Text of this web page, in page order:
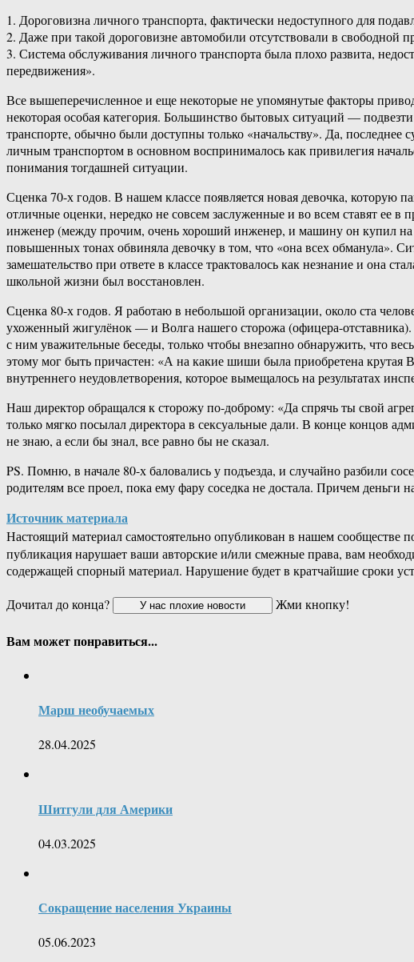
1. Дороговизна личного транспорта, фактически недоступного для
2. Даже при такой дороговизне автомобили отсутствовали в свободной
3. Система обслуживания личного транспорта была плохо развита,
передвижения».
Все вышеперечисленное и еще некоторые не упомянутые факторы
некоторая особая категория. Большинство бытовых ситуаций —
транспорте, обычно были доступны только «начальству». Да, последнее
личным транспортом в основном воспринималось как привилегия
понимания тогдашней ситуации.
Сценка 70-х годов. В нашем классе появляется новая девочка,
отличные оценки, нередко не совсем заслуженные и во всем ставят ее
инженер (между прочим, очень хороший инженер, и машину он купил на
повышенных тонах обвиняла девочку в том, что «она всех обманула».
замешательство при ответе в классе трактовалось как незнание и она
школьной жизни был восстановлен.
Сценка 80-х годов. Я работаю в небольшой организации, около ста
ухоженный жигулёнок — и Волга нашего сторожа (офицера-
с ним уважительные беседы, только чтобы внезапно обнаружить, что
этому мог быть причастен: «А на какие шиши была приобретена крутая
внутреннего неудовлетворения, которое вымещалось на результатах
Наш директор обращался к сторожу по-доброму: «Да спрячь ты свой
только мягко посылал директора в сексуальные дали. В конце концов
не знаю, а если бы знал, все равно бы не сказал.
PS. Помню, в начале 80-х баловались у подъезда, и случайно разбили
родителям все проел, пока ему фару соседка не достала. Причем деньги
Источник материала
Настоящий материал самостоятельно опубликован в нашем сообществе
публикация нарушает ваши авторские и/или смежные права, вам
содержащей спорный материал. Нарушение будет в кратчайшие сроки
Дочитал до конца?
Жми кнопку!
Вам может понравиться...
Марш необучаемых
28.04.2025
Шитгули для Америки
04.03.2025
Сокращение населения Украины
05.06.2023